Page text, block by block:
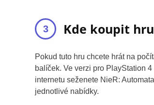
Kde koupit
Pokud tuto hru chcete hrát na
balíček. Ve verzi pro PlayStation
internetu seženete NieR:
jednotlivé nabídky.